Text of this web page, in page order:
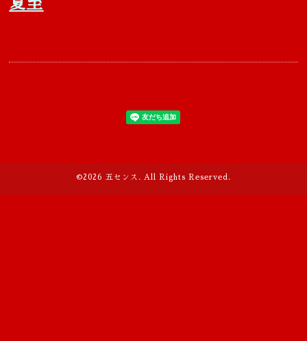
夏至
©2026 五センス . All Rights Reserved.